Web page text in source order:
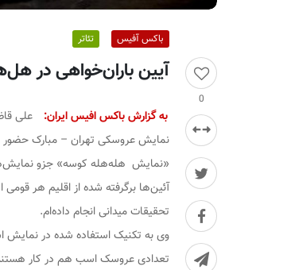
0
باکس آفیس تئاتر
آیین باران‌خواهی در
به گزارش باکس افیس ایران:
علی
نمایش عروسکی تهران – مبارک حضور
«نمایش هله‌هله کوسه» جزو
آئین‌ها برگرفته شده از اقلیم هر
تحقیقات میدانی انجام داده‌ام.
وی به تکنیک استفاده شده در نمایش
تعدادی عروسک اسب هم در کار هستند